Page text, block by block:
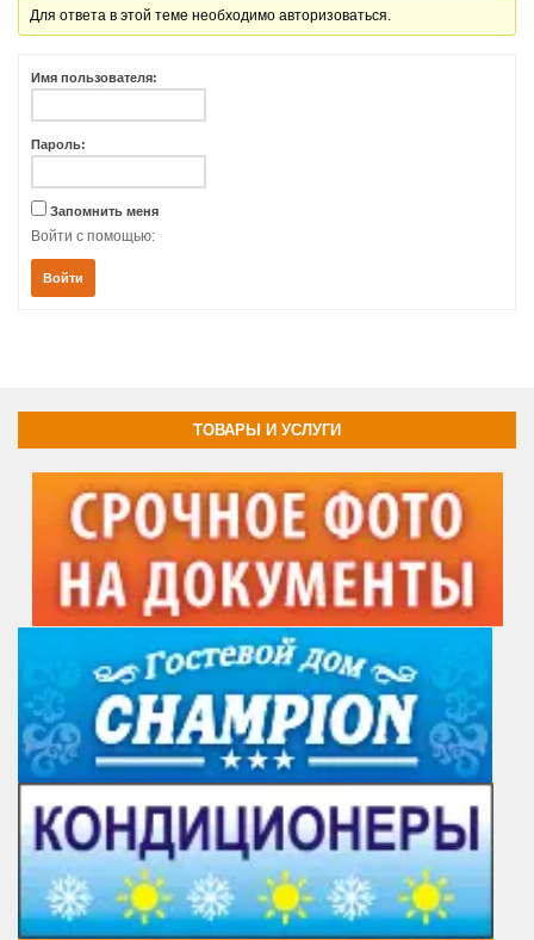
Для ответа в этой теме необходимо авторизоваться.
Имя пользователя:
Пароль:
Запомнить меня
Войти с помощью:
Войти
ТОВАРЫ И УСЛУГИ